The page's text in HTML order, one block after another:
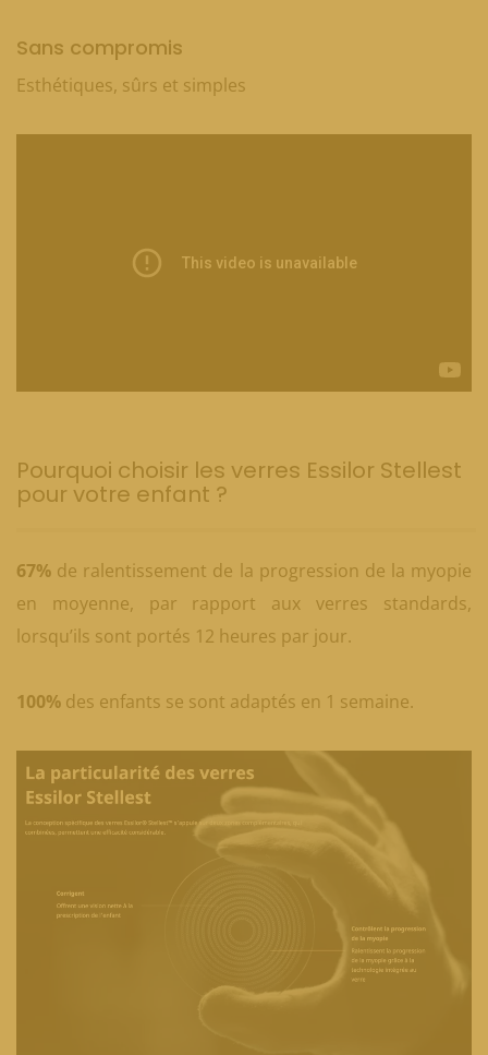
Sans compromis
Esthétiques, sûrs et simples
Pourquoi choisir les verres Essilor Stellest
pour votre enfant ?
67% de ralentissement de la progression de la myopie
en moyenne, par rapport aux verres standards,
lorsqu’ils sont portés 12 heures par jour.
100% des enfants se sont adaptés en 1 semaine.